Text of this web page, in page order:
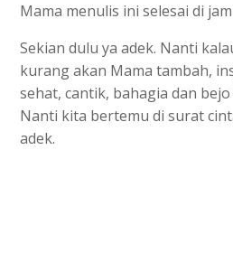
Mama menulis ini selesai di
Sekian dulu ya adek. Nanti
kurang akan Mama tambah,
sehat, cantik, bahagia dan
Nanti kita bertemu di surat
adek.